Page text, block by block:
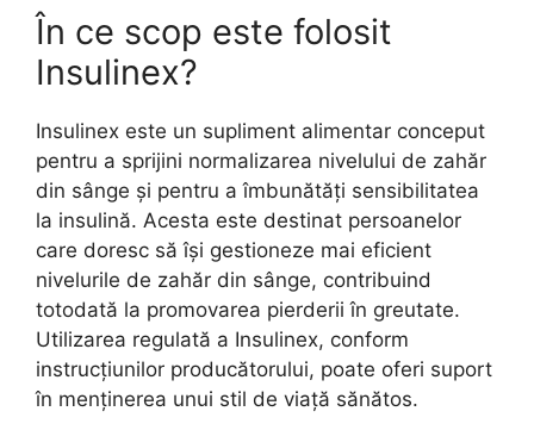
În ce scop este folosit
Insulinex?
Insulinex este un supliment alimentar conceput
pentru a sprijini normalizarea nivelului de zahăr
din sânge și pentru a îmbunătăți sensibilitatea
la insulină. Acesta este destinat persoanelor
care doresc să își gestioneze mai eficient
nivelurile de zahăr din sânge, contribuind
totodată la promovarea pierderii în greutate.
Utilizarea regulată a Insulinex, conform
instrucțiunilor producătorului, poate oferi suport
în menținerea unui stil de viață sănătos.